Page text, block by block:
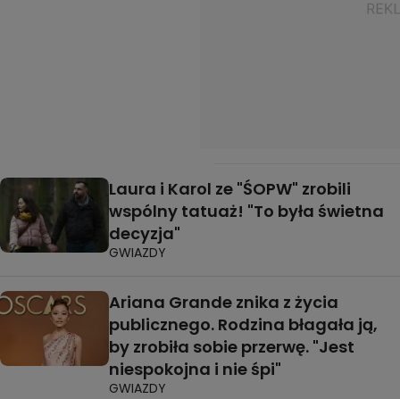
Laura i Karol ze "ŚOPW" zrobili
wspólny tatuaż! "To była świetna
decyzja"
GWIAZDY
Ariana Grande znika z życia
publicznego. Rodzina błagała ją,
by zrobiła sobie przerwę. "Jest
niespokojna i nie śpi"
GWIAZDY